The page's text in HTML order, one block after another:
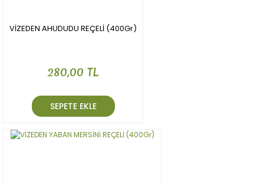
VİZEDEN AHUDUDU REÇELİ (400Gr)
280,00 TL
SEPETE EKLE